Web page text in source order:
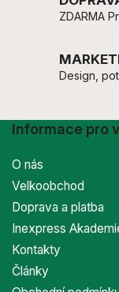
ZDARMA
Design,
Informace pro
O nás
Velkoobchod
Doprava a platba
Inexpress
Kontakty
Články